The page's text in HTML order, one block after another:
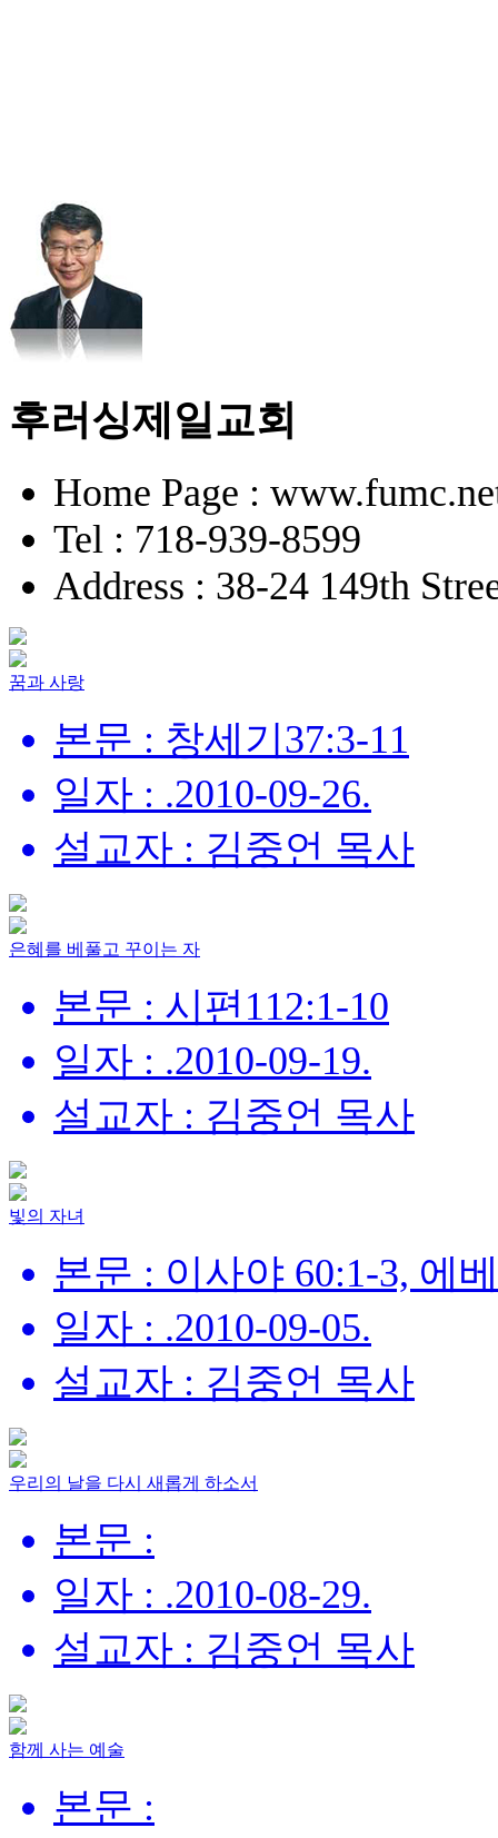
후러싱제일교회
Home Page :
Tel : 718-939-8599
Address : 38-24 149th
꿈과 사랑
본문 : 창세기37:3-11
일자 : .2010-09-26.
설교자 : 김중언 목사
은혜를 베풀고 꾸이는 자
본문 : 시편112:1-10
일자 : .2010-09-19.
설교자 : 김중언 목사
빛의 자녀
본문 : 이사야 60:1-3, 에
일자 : .2010-09-05.
설교자 : 김중언 목사
우리의 날을 다시 새롭게 하소서
본문 :
일자 : .2010-08-29.
설교자 : 김중언 목사
함께 사는 예술
본문 :